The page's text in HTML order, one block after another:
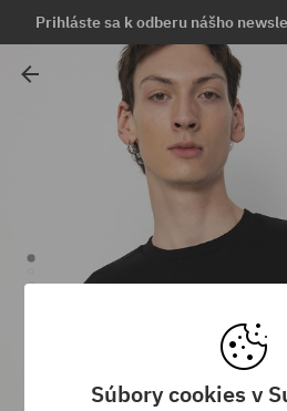
Prihláste sa k odberu nášho
Súbory cookies v